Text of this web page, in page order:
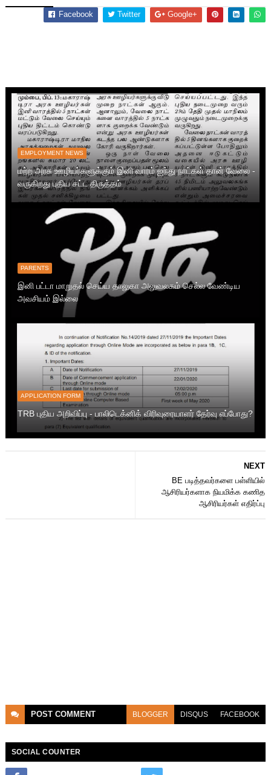
Facebook Twitter Google+
EMPLOYMENT NEWS
மற்ற அரசு ஊழியர்களுக்கும் இனி வாரம் ஐந்து நாட்கள் தான் வேலை -
வருகிறது புதிய சட்ட திருத்தம்
PARENTS
இனி பட்டா மாறுதல் செய்ய தாலுகா அலுவலகம் செல்ல வேண்டிய
அவசியம் இல்லை
APPLICATION FORM
TRB புதிய அறிவிப்பு - பாலிடெக்னிக் விரிவுரையாளர் தேர்வு எப்போது?
NEXT
BE படித்தவர்களை பள்ளியில்
ஆசிரியர்களாக நியமிக்க கணித
ஆசிரியர்கள் எதிர்ப்பு
POST COMMENT BLOGGER DISQUS FACEBOOK
SOCIAL COUNTER